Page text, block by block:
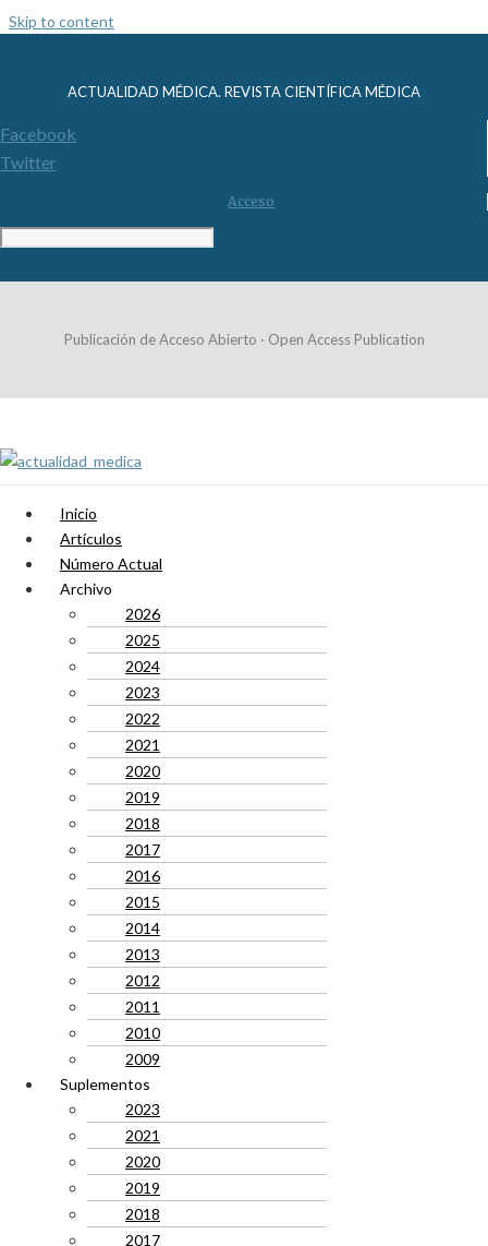
Skip to content
ACTUALIDAD MÉDICA. REVISTA CIENTÍFICA MÉDICA
Facebook
Twitter
Acceso
Publicación de Acceso Abierto · Open Access Publication
Inicio
Artículos
Número Actual
Archivo
2026
2025
2024
2023
2022
2021
2020
2019
2018
2017
2016
2015
2014
2013
2012
2011
2010
2009
Suplementos
2023
2021
2020
2019
2018
2017